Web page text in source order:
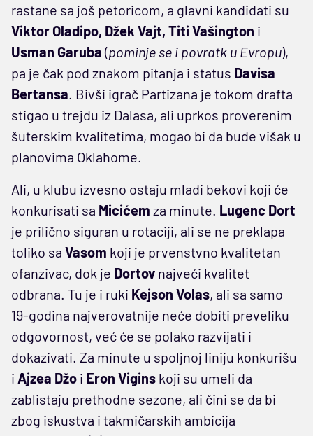
rastane sa još petoricom, a glavni kandidati su
Viktor Oladipo, Džek Vajt, Titi Vašington i
Usman Garuba (pominje se i povratk u Evropu),
pa je čak pod znakom pitanja i status Davisa
Bertansa. Bivši igrač Partizana je tokom drafta
stigao u trejdu iz Dalasa, ali uprkos proverenim
šuterskim kvalitetima, mogao bi da bude višak u
planovima Oklahome.
Ali, u klubu izvesno ostaju mladi bekovi koji će
konkurisati sa Micićem za minute. Lugenc Dort
je prilično siguran u rotaciji, ali se ne preklapa
toliko sa Vasom koji je prvenstvno kvalitetan
ofanzivac, dok je Dortov najveći kvalitet
odbrana. Tu je i ruki Kejson Volas, ali sa samo
19-godina najverovatnije neće dobiti preveliku
odgovornost, već će se polako razvijati i
dokazivati. Za minute u spoljnoj liniju konkurišu
i Ajzea Džo i Eron Vigins koji su umeli da
zablistaju prethodne sezone, ali čini se da bi
zbog iskustva i takmičarskih ambicija